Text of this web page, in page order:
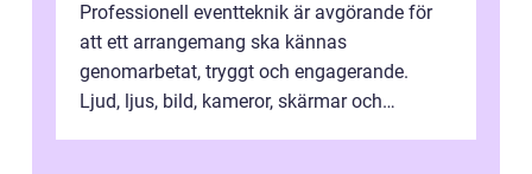
Professionell eventteknik är avgörande för
att ett arrangemang ska kännas
genomarbetat, tryggt och engagerande.
Ljud, ljus, bild, kameror, skärmar och